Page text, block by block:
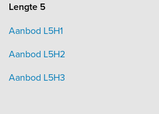
Lengte 5
Aanbod L5H1
Aanbod L5H2
Aanbod L5H3